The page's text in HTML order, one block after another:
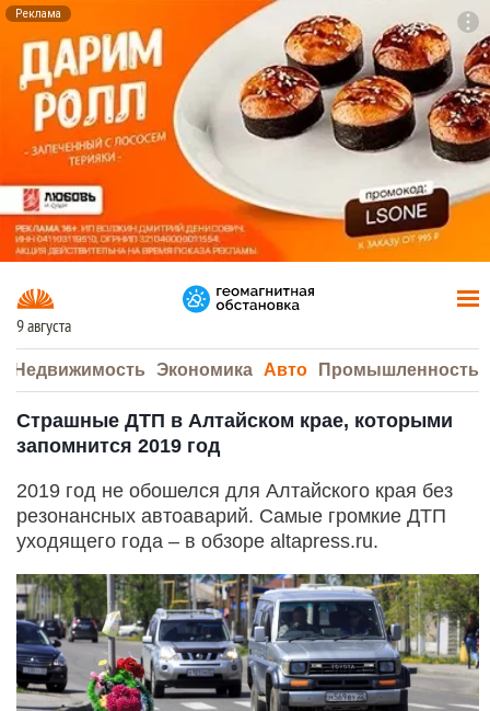
Реклама
9 августа
Недвижимость Экономика Авто Промышленность
Страшные ДТП в Алтайском крае, которыми
запомнится 2019 год
2019 год не обошелся для Алтайского края без
резонансных автоаварий. Самые громкие ДТП
уходящего года – в обзоре altapress.ru.